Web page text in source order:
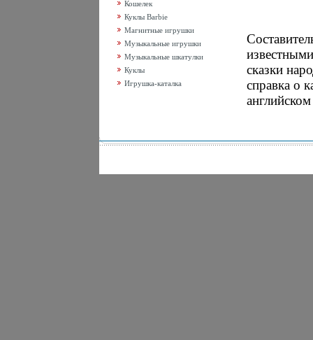
Кошелек
Куклы Barbie
Магнитные игрушки
Музыкальные игрушки
Музыкальные шкатулки
Куклы
Игрушка-каталка
сказки
справка о